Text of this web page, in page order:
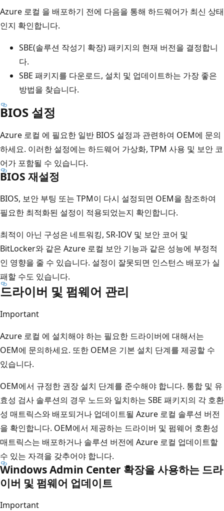
Azure 로컬 을 배포하기 전에 다음을 통해 하드웨어가 최신 상태
인지 확인합니다.
SBE(솔루션 작성기 확장) 패키지의 현재 버전을 결정합니
다.
SBE 패키지를 다운로드, 설치 및 업데이트하는 가장 좋은
방법을 찾습니다.
BIOS 설정
Azure 로컬 에 필요한 일반 BIOS 설정과 관련하여 OEM에 문의
하세요. 이러한 설정에는 하드웨어 가상화, TPM 사용 및 보안 코
어가 포함될 수 있습니다.
BIOS 재설정
BIOS, 보안 부팅 또는 TPM이 다시 설정되면 OEM을 참조하여
필요한 최적화된 설정이 적용되었는지 확인합니다.
최적이 아닌 구성은 네트워킹, SR-IOV 및 보안 코어 및
BitLocker와 같은 Azure 로컬 보안 기능과 같은 성능에 부정적
인 영향을 줄 수 있습니다. 설정이 잘못되면 인스턴스 배포가 실
패할 수도 있습니다.
드라이버 및 펌웨어 관리
Important
Azure 로컬 에 설치해야 하는 필요한 드라이버에 대해서는
OEM에 문의하세요. 또한 OEM은 기본 설치 단계를 제공할 수
있습니다.
OEM에서 규정한 권장 설치 단계를 준수해야 합니다. 통합 및 유
효성 검사 솔루션의 경우 노드와 일치하는 SBE 패키지의 각 호환
성 매트릭스와 배포되거나 업데이트될 Azure 로컬 솔루션 버전
을 확인합니다. OEM에서 제공하는 드라이버 및 펌웨어 호환성
매트릭스는 배포하거나 솔루션 버전에 Azure 로컬 업데이트할
수 있는 자격을 갖추어야 합니다.
Windows Admin Center 확장을 사용하는 드라
이버 및 펌웨어 업데이트
Important